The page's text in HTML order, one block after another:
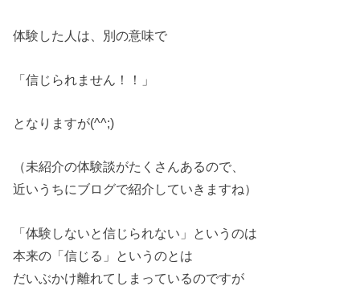
体験した人は、別の意味で
「信じられません！！」
となりますが(^^;)
（未紹介の体験談がたくさんあるので、
近いうちにブログで紹介していきますね）
「体験しないと信じられない」というのは
本来の「信じる」というのとは
だいぶかけ離れてしまっているのですが